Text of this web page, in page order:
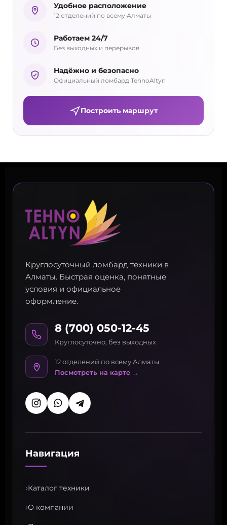
Удобное расположение
12 отделений по всему Алматы
Работаем 24/7
Без выходных и перерывов
Надёжно и безопасно
Официальный ломбард TehnoAltyn
Построить маршрут
Круглосуточный ломбард техники в
Алматы. Быстрая оценка, понятные
условия и официальное
оформление.
8 (700) 050-12-45
Круглосуточно, без выходных
12 отделений по всему Алматы
Посмотреть на карте →
Навигация
›Каталог техники
›О компании